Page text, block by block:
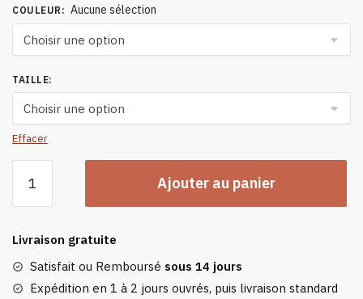
prix :
59,90 €
à
COULEUR : Aucune sélection
TAILLE:
Effacer
Plaid
Ajouter au panier
Livraison gratuite
Satisfait ou Remboursé sous 14 jours
Expédition en 1 à 2 jours ouvrés, puis livraison standard